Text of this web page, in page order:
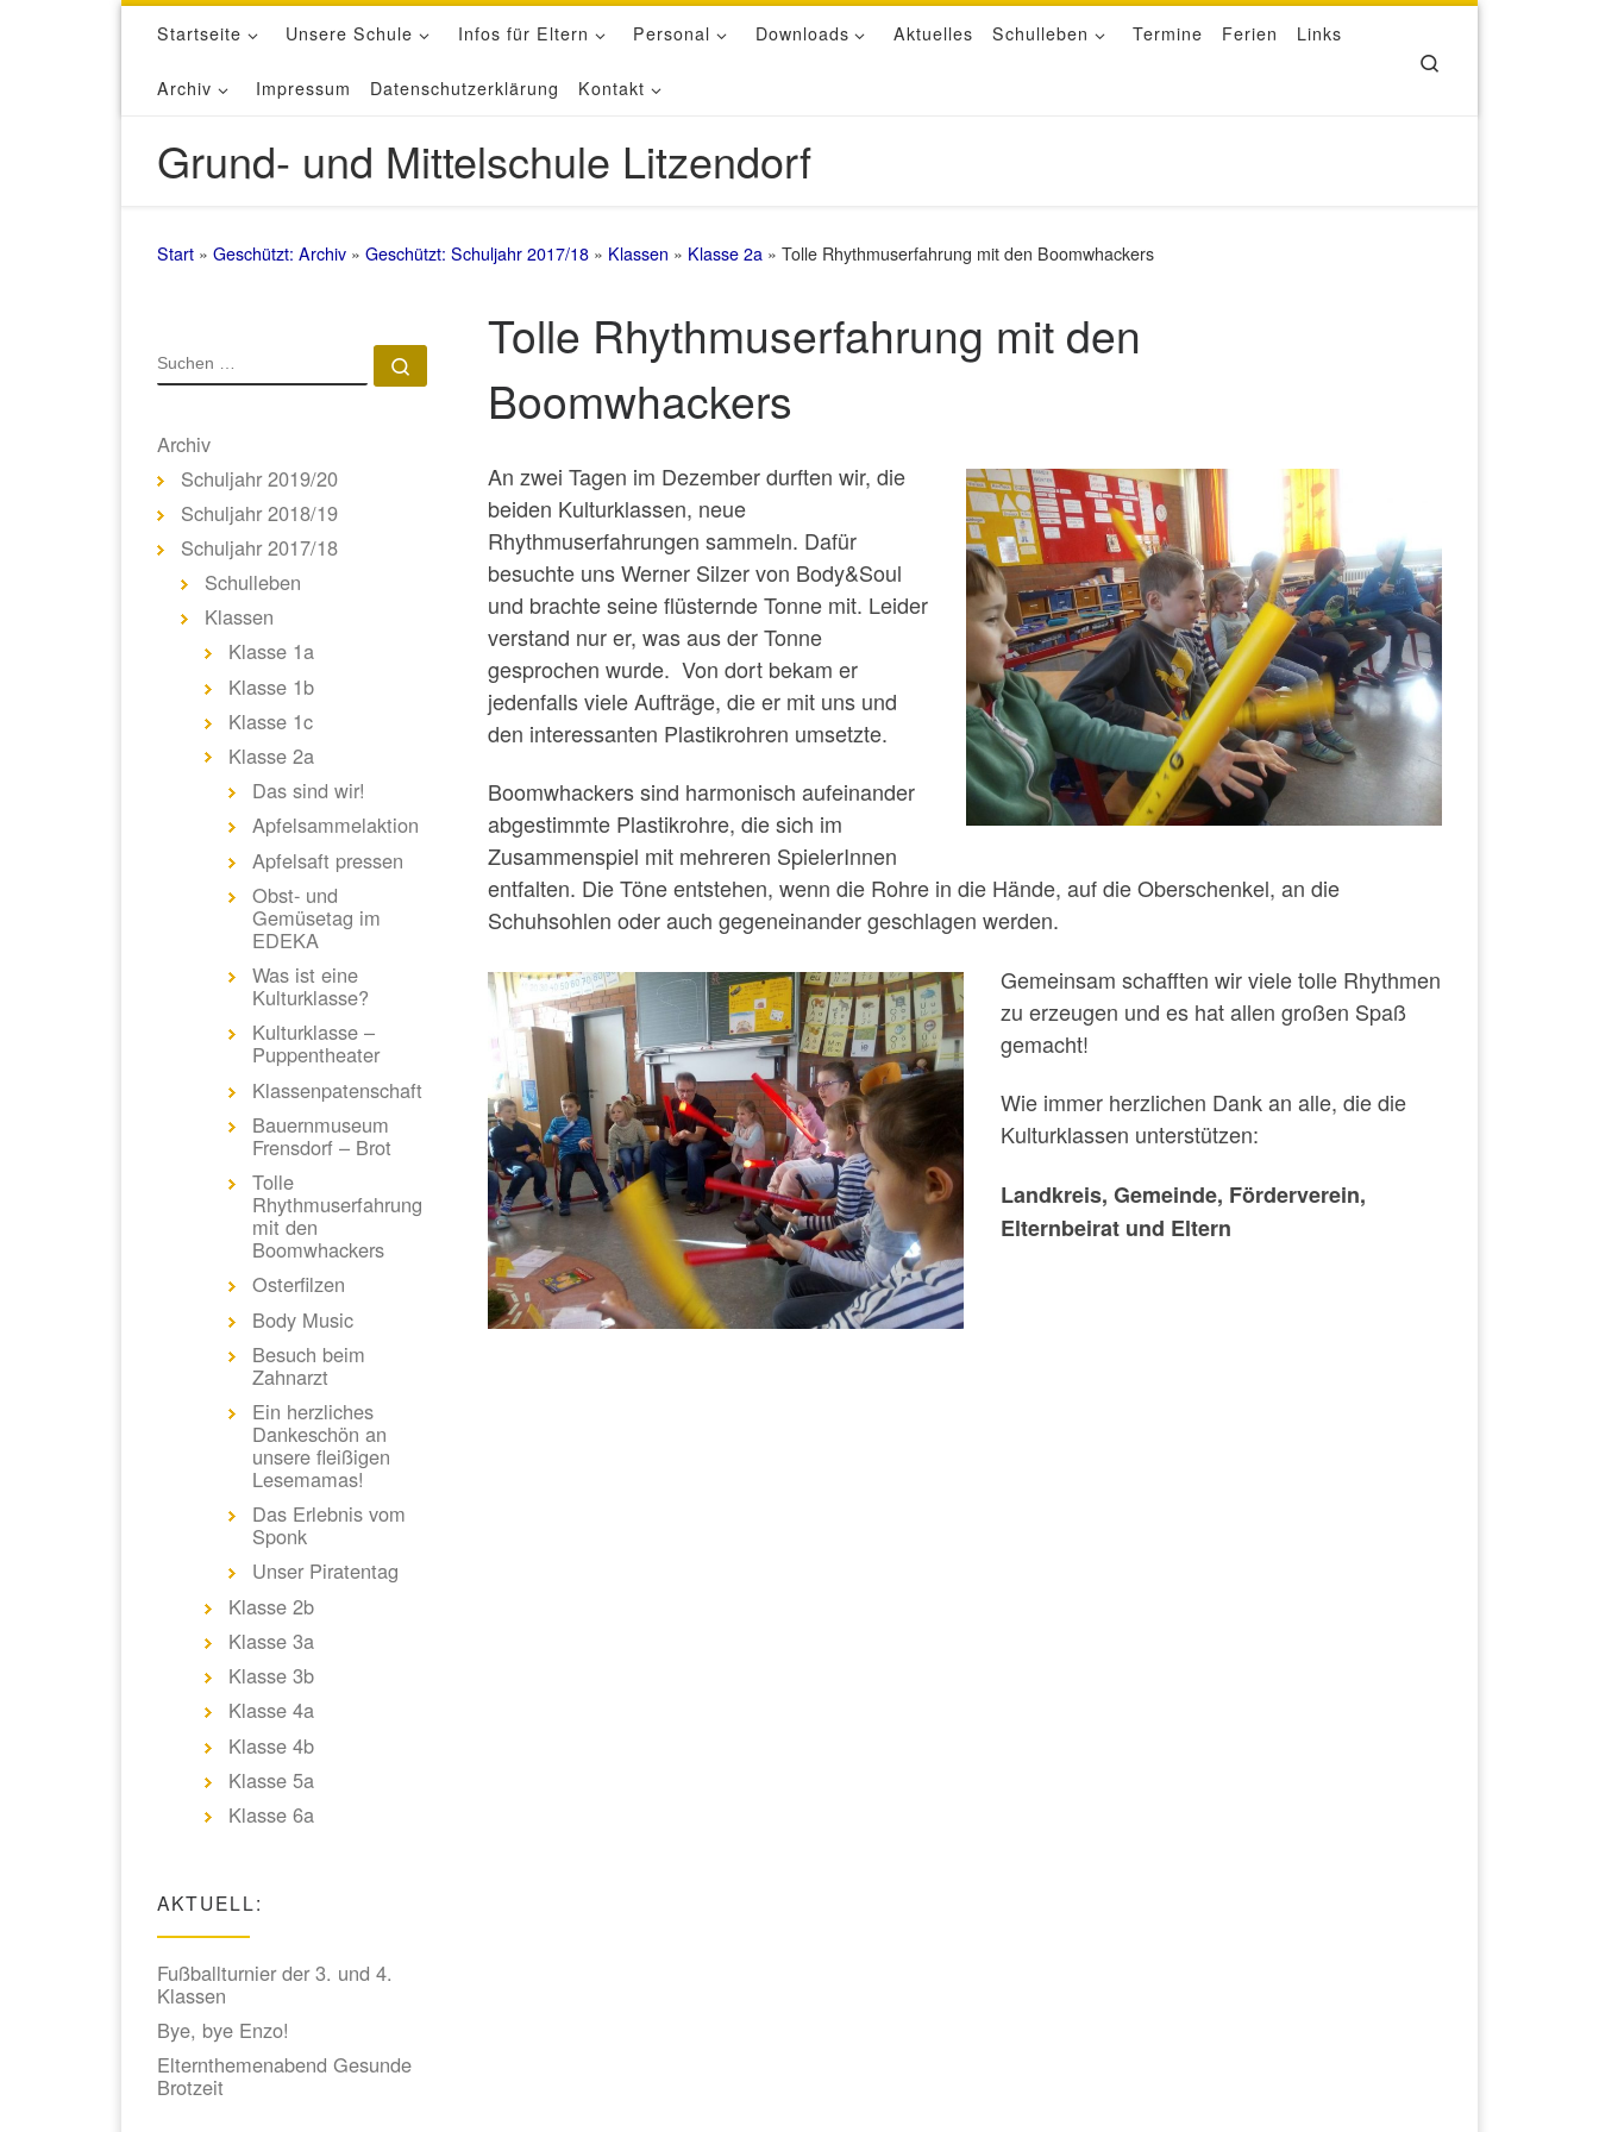
Zum Inhalt springenStartseite Unsere Schule Infos für Eltern Personal Downloads Aktuelles Schulleben Termine Ferien Links
Archiv Impressum Datenschutzerklärung Kontakt
Grund- und Mittelschule Litzendorf
Start » Geschützt: Archiv » Geschützt: Schuljahr 2017/18 » Klassen » Klasse 2a » Tolle Rhythmuserfahrung mit den Boomwhackers
Tolle Rhythmuserfahrung mit den
Boomwhackers
An zwei Tagen im Dezember durften wir, die
beiden Kulturklassen, neue
Rhythmuserfahrungen sammeln. Dafür
besuchte uns Werner Silzer von Body&Soul
und brachte seine flüsternde Tonne mit. Leider
verstand nur er, was aus der Tonne
gesprochen wurde. Von dort bekam er
jedenfalls viele Aufträge, die er mit uns und
den interessanten Plastikrohren umsetzte.
Boomwhackers sind harmonisch aufeinander
abgestimmte Plastikrohre, die sich im
Zusammenspiel mit mehreren SpielerInnen
entfalten. Die Töne entstehen, wenn die Rohre in die Hände, auf die Oberschenkel, an die
Schuhsohlen oder auch gegeneinander geschlagen werden.
Gemeinsam schafften wir viele tolle Rhythmen
zu erzeugen und es hat allen großen Spaß
gemacht!
Wie immer herzlichen Dank an alle, die die
Kulturklassen unterstützen:
Landkreis, Gemeinde, Förderverein,
Elternbeirat und Eltern
SUCHE
Archiv
Schuljahr 2019/20
Schuljahr 2018/19
Schuljahr 2017/18
Schulleben
Klassen
Klasse 1a
Klasse 1b
Klasse 1c
Klasse 2a
Das sind wir!
Apfelsammelaktion
Apfelsaft pressen
Obst- und
Gemüsetag im
EDEKA
Was ist eine
Kulturklasse?
Kulturklasse –
Puppentheater
Klassenpatenschaft
Bauernmuseum
Frensdorf – Brot
Tolle
Rhythmuserfahrung
mit den
Boomwhackers
Osterfilzen
Body Music
Besuch beim
Zahnarzt
Ein herzliches
Dankeschön an
unsere fleißigen
Lesemamas!
Das Erlebnis vom
Sponk
Unser Piratentag
Klasse 2b
Klasse 3a
Klasse 3b
Klasse 4a
Klasse 4b
Klasse 5a
Klasse 6a
AKTUELL:
Fußballturnier der 3. und 4.
Klassen
Bye, bye Enzo!
Elternthemenabend Gesunde
Brotzeit